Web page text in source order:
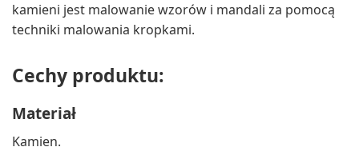
kamieni jest malowanie wzorów i mandali za pomocą
techniki malowania kropkami.
Cechy produktu:
Materiał
Kamien.